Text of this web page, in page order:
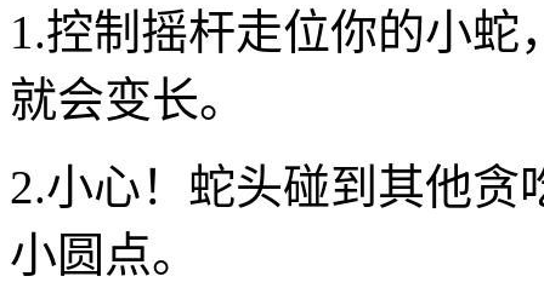
1.控制摇杆走位你的小
就会变长。
2.小心！蛇头碰到其他
小圆点。